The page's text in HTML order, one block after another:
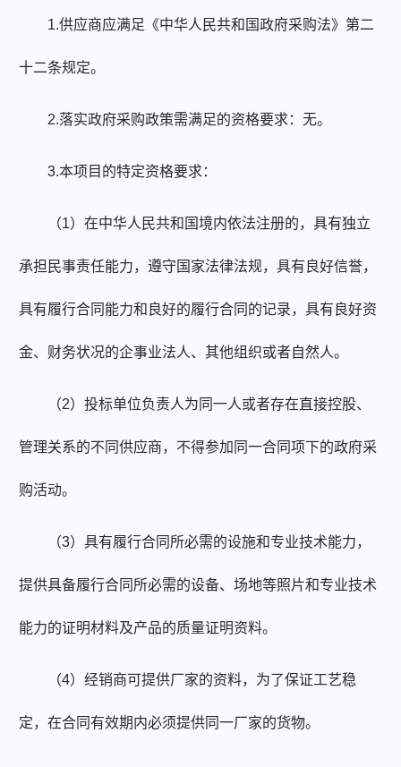
1.供应商应满足《中华人民共和国政府采购法》第二
十二条规定。
2.落实政府采购政策需满足的资格要求：无。
3.本项目的特定资格要求：
（1）在中华人民共和国境内依法注册的，具有独立
承担民事责任能力，遵守国家法律法规，具有良好信誉，
具有履行合同能力和良好的履行合同的记录，具有良好资
金、财务状况的企事业法人、其他组织或者自然人。
（2）投标单位负责人为同一人或者存在直接控股、
管理关系的不同供应商，不得参加同一合同项下的政府采
购活动。
（3）具有履行合同所必需的设施和专业技术能力，
提供具备履行合同所必需的设备、场地等照片和专业技术
能力的证明材料及产品的质量证明资料。
（4）经销商可提供厂家的资料，为了保证工艺稳
定，在合同有效期内必须提供同一厂家的货物。